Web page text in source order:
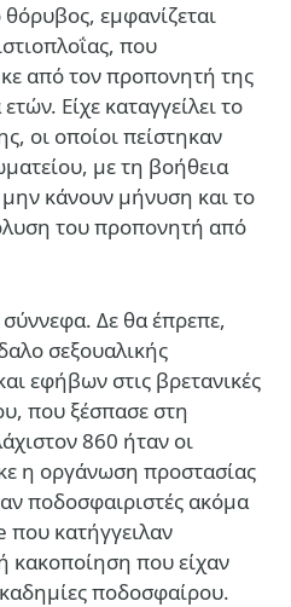
εμφανίζεται
που
από τον προπονητή της
Είχε καταγγείλει το
οι οποίοι πείστηκαν
με τη βοήθεια
κάνουν μήνυση και το
του προπονητή από
Δε θα έπρεπε,
σεξουαλικής
εφήβων στις βρετανικές
που ξέσπασε στη
860 ήταν οι
η οργάνωση προστασίας
ποδοσφαιριστές ακόμα
που κατήγγειλαν
κακοποίηση που είχαν
ποδοσφαίρου.